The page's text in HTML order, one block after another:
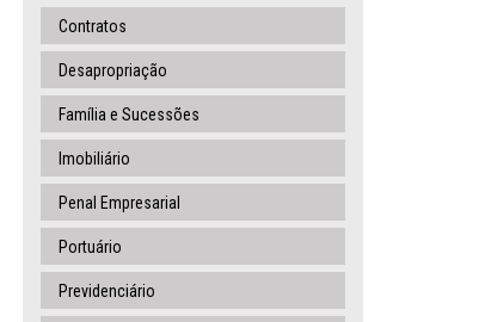
Contratos
Desapropriação
Família e Sucessões
Imobiliário
Penal Empresarial
Portuário
Previdenciário